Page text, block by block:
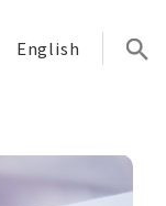
English